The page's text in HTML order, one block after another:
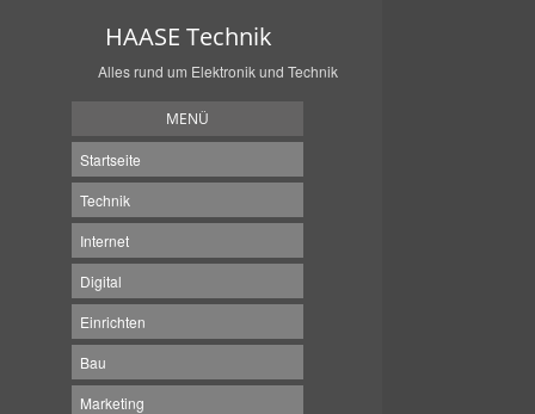
HAASE Technik
Alles rund um Elektronik und Technik
MENÜ
Startseite
Technik
Internet
Digital
Einrichten
Bau
Marketing